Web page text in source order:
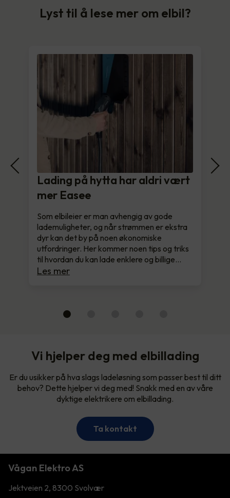
Lyst til å lese mer om elbil?
Lading på hytta har aldri vært
mer Easee
Som elbileier er man avhengig av gode
lademuligheter, og når strømmen er ekstra
dyr kan det by på noen økonomiske
utfordringer. Her kommer noen tips og triks
til hvordan du kan lade enklere og billige…
Les mer
Vi hjelper deg med elbillading
Er du usikker på hva slags ladeløsning som passer best til ditt
behov? Dette hjelper vi deg med! Snakk med en av våre
dyktige elektrikere om elbillading.
Ta kontakt
Vågan Elektro AS
Jektveien 2, 8300 Svolvær